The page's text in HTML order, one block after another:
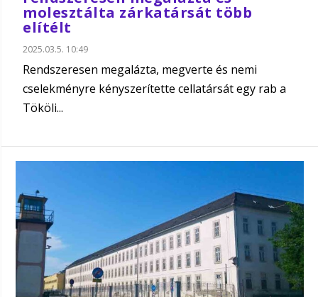
molesztálta zárkatársát több
elítélt
2025.03.5. 10:49
Rendszeresen megalázta, megverte és nemi
cselekményre kényszerítette cellatársát egy rab a
Tököli...